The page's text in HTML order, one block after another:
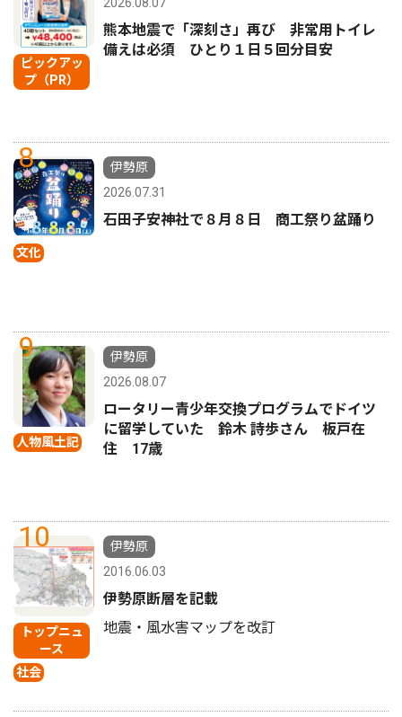
ピックアッ
プ（PR）
2026.08.07
熊本地震で「深刻さ」再び 非常用トイレ
備えは必須 ひとり１日５回分目安
8
文化
伊勢原
2026.07.31
石田子安神社で８月８日 商工祭り盆踊り
9
人物風土記
伊勢原
2026.08.07
ロータリー青少年交換プログラムでドイツ
に留学していた 鈴木 詩歩さん 板戸在
住 17歳
10
トップニュ
ース
社会
伊勢原
2016.06.03
伊勢原断層を記載
地震・風水害マップを改訂